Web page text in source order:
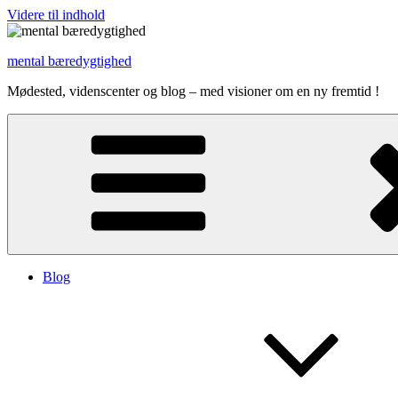
Videre til indhold
mental bæredygtighed
Mødested, videnscenter og blog – med visioner om en ny fremtid !
Blog